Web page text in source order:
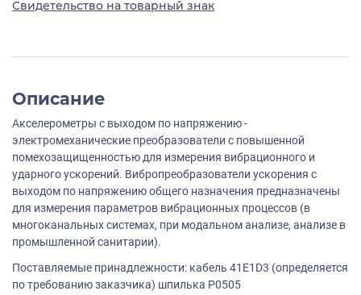
Свидетельство на товарный знак
Описание
Акселерометры с выходом по напряжению -
электромеханические преобразователи с повышенной
помехозащищенностью для измерения вибрационного и
ударного ускорений. Вибропреобразователи ускорения с
выходом по напряжению общего назначения предназначены
для измерения параметров вибрационных процессов (в
многоканальных системах, при модальном анализе, анализе в
промышленной санитарии).
Поставляемые принадлежности: кабель 41E1D3 (определяется
по требованию заказчика) шпилька P0505